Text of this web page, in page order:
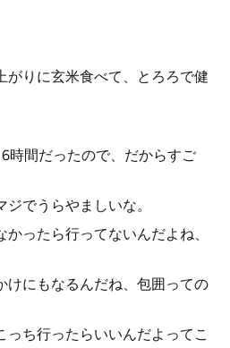
がりに玄米食べて、とろろで健
時間だったので、だからすご
でうらやましいな。
ったら行ってないんだよね、
けにもなるんだね、包囲っての
っち行ったらいいんだよってこ